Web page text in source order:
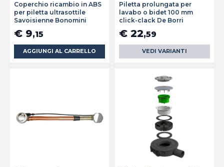
Coperchio ricambio in ABS
per piletta ultrasottile
Savoisienne Bonomini
€ 9,15
AGGIUNGI AL CARRELLO
Piletta prolungata per
lavabo o bidet 100 mm
click-clack De Borri
€ 22,59
VEDI VARIANTI